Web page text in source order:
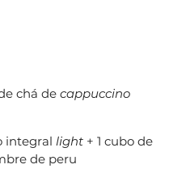
chá de cappuccino
integral light + 1 cubo de
de peru